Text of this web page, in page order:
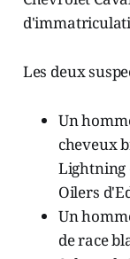
Les deux
Un
cheveux
Lightning
Oilers
Un
de race